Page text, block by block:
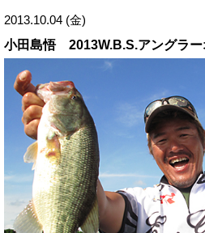
2013.10.04 (金)
小田島悟 2013W.B.S.アングラー